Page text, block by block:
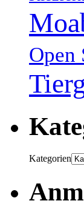
Open
Kategorien